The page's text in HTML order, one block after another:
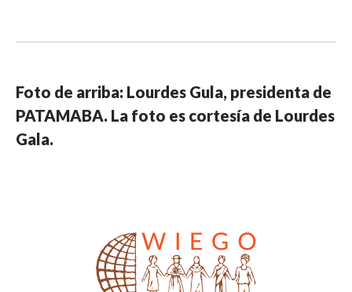
Foto de arriba: Lourdes Gula, presidenta de
PATAMABA. La foto es cortesía de Lourdes
Gala.